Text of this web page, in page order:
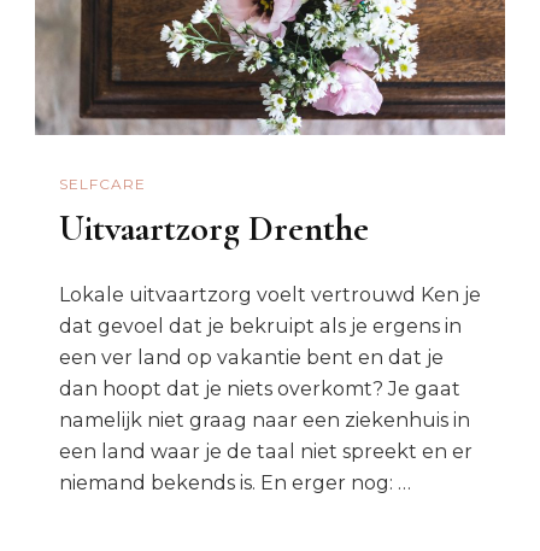
SELFCARE
Uitvaartzorg Drenthe
Lokale uitvaartzorg voelt vertrouwd Ken je
dat gevoel dat je bekruipt als je ergens in
een ver land op vakantie bent en dat je
dan hoopt dat je niets overkomt? Je gaat
namelijk niet graag naar een ziekenhuis in
een land waar je de taal niet spreekt en er
niemand bekends is. En erger nog: …